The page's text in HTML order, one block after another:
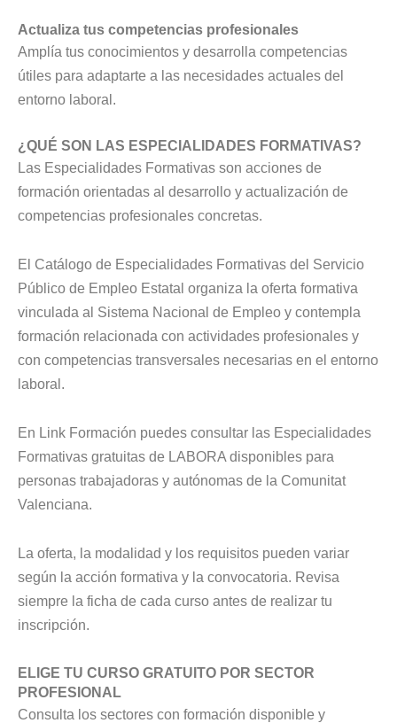
Actualiza tus competencias profesionales
Amplía tus conocimientos y desarrolla competencias
útiles para adaptarte a las necesidades actuales del
entorno laboral.
¿QUÉ SON LAS ESPECIALIDADES FORMATIVAS?
Las Especialidades Formativas son acciones de
formación orientadas al desarrollo y actualización de
competencias profesionales concretas.
El Catálogo de Especialidades Formativas del Servicio
Público de Empleo Estatal organiza la oferta formativa
vinculada al Sistema Nacional de Empleo y contempla
formación relacionada con actividades profesionales y
con competencias transversales necesarias en el entorno
laboral.
En Link Formación puedes consultar las Especialidades
Formativas gratuitas de LABORA disponibles para
personas trabajadoras y autónomas de la Comunitat
Valenciana.
La oferta, la modalidad y los requisitos pueden variar
según la acción formativa y la convocatoria. Revisa
siempre la ficha de cada curso antes de realizar tu
inscripción.
ELIGE TU CURSO GRATUITO POR SECTOR
PROFESIONAL
Consulta los sectores con formación disponible y